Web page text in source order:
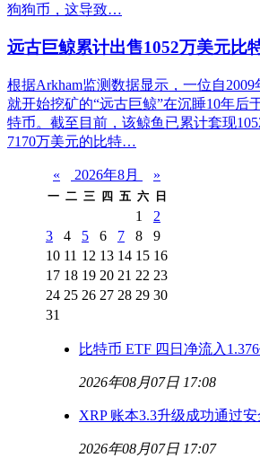
狗狗币，这导致…
远古巨鲸累计出售1052万美元比
根据Arkham监测数据显示，一位自
就开始挖矿的“远古巨鲸”在沉睡10年后
特币。截至目前，该鲸鱼已累计套现
7170万美元的比特…
« 2026年8月 »
一 二 三 四 五 六 日
1
2
3
4 5 6 7 8
9
10 11 12 13 14 15 16
17 18 19 20 21 22 23
24 25 26 27 28 29 30
31
比特币 ETF 四日净流入
2026年08月07日 17:08
XRP 账本3.3升级成功通过
2026年08月07日 17:07